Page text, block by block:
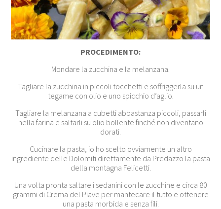
PROCEDIMENTO:
Mondare la zucchina e la melanzana.
Tagliare la zucchina in piccoli tocchetti e soffriggerla su un
tegame con olio e uno spicchio d’aglio.
Tagliare la melanzana a cubetti abbastanza piccoli, passarli
nella farina e saltarli su olio bollente finché non diventano
dorati.
Cucinare la pasta, io ho scelto ovviamente un altro
ingrediente delle Dolomiti direttamente da Predazzo la pasta
della montagna Felicetti.
Una volta pronta saltare i sedanini con le zucchine e circa 80
grammi di Crema del Piave per mantecare il tutto e ottenere
una pasta morbida e senza fili.